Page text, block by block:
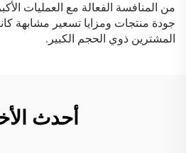
من المنافسة الفعالة مع العمليات
جودة منتجات ومزايا تسعير مشابهة
المشترين ذوي الحجم الكبير.
أحدث